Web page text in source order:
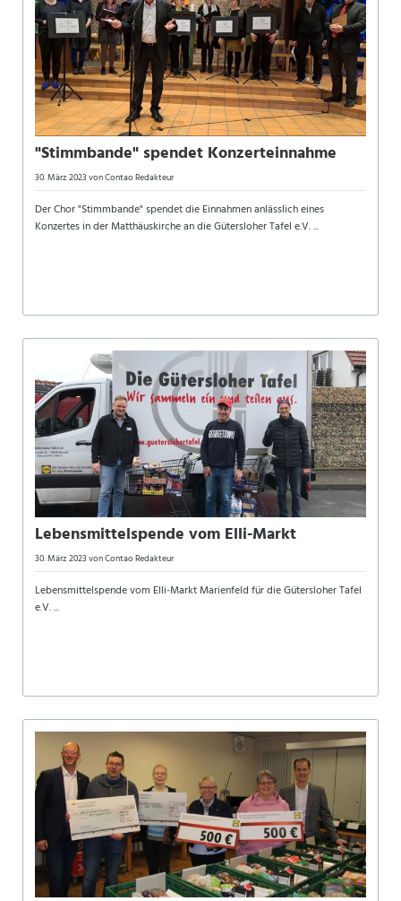
"Stimmbande" spendet Konzerteinnahme
30. März 2023von Contao Redakteur
Der Chor "Stimmbande" spendet die Einnahmen anlässlich eines
Konzertes in der Matthäuskirche an die Gütersloher Tafel e.V. ...
Lebensmittelspende vom Elli-Markt
30. März 2023von Contao Redakteur
Lebensmittelspende vom Elli-Markt Marienfeld für die Gütersloher Tafel
e.V. ...